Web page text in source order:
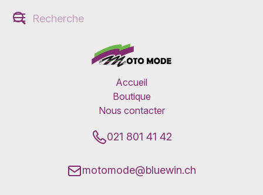
Accueil
Boutique
Nous contacter
021 801 41 42
motomode@bluewin.ch